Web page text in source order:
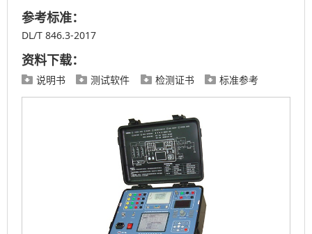
参考标准：
DL/T 846.3-2017
资料下载：
 说明书  测试软件  检测证书  标准参考